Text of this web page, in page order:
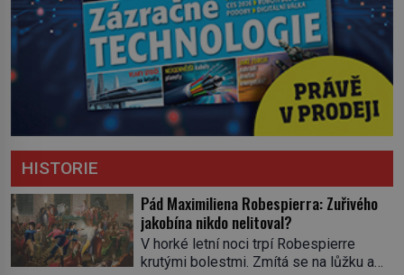
HISTORIE
Pád Maximiliena Robespierra: Zuřivého
jakobína nikdo nelitoval?
V horké letní noci trpí Robespierre
krutými bolestmi. Zmítá se na lůžku a